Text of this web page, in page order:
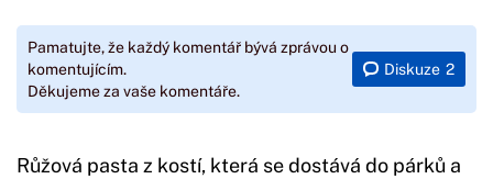
Pamatujte, že každý komentář bývá zprávou o
komentujícím.
Děkujeme za vaše komentáře.
Diskuze 2
Růžová pasta z kostí, která se dostává do párků a